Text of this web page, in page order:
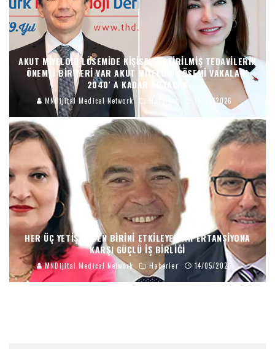
AKUT MIYELOID LÖSEMIDE KIŞISELLEŞTIRILMIŞ TEDAVILERIN
ÖNEMLI BIR YERI VAR AKUT MIYELOID LÖSEMI VAKALARI
2040′ A KADAR ARTACAK
MNDijital Medical Network Haberler 14/05/2026
HER ÜÇ YETIŞKINDEN BIRINI ETKILEYEN HIPERTANSIYONA
KARŞI GÜÇLÜ İŞ BIRLIĞI
MNDijital Medical Network Haberler 14/05/2026